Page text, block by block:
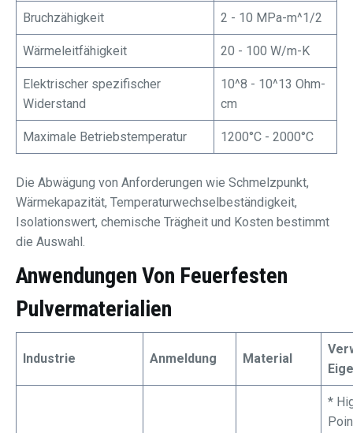
Bruchzähigkeit 2 - 10 MPa-m^1/2
Wärmeleitfähigkeit 20 - 100 W/m-K
Elektrischer spezifischer
Widerstand
10^8 - 10^13 Ohm-
cm
Maximale Betriebstemperatur 1200°C - 2000°C
Die Abwägung von Anforderungen wie Schmelzpunkt,
Wärmekapazität, Temperaturwechselbeständigkeit,
Isolationswert, chemische Trägheit und Kosten bestimmt
die Auswahl.
Anwendungen Von Feuerfesten
Pulvermaterialien
Industrie Anmeldung Material
*